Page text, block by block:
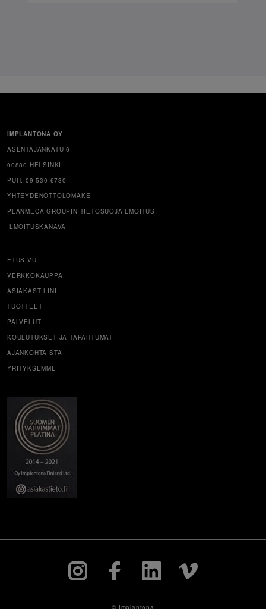
IMPLANTONA OY
ASENTAJANKATU 6
00880 HELSINKI
PUH. 09 530 6730
YHTEYDENOTTOLOMAKE
PLANMECA GROUPIN TIETOSUOJAILMOITUS
ILMOITUSKANAVA
ETUSIVU
VERKKOKAUPPA
ASIAKASTILINI
TUOTTEET
PALVELUT
KOULUTUKSET JA TAPAHTUMAT
AJANKOHTAISTA
YRITYKSEMME
© Implantona